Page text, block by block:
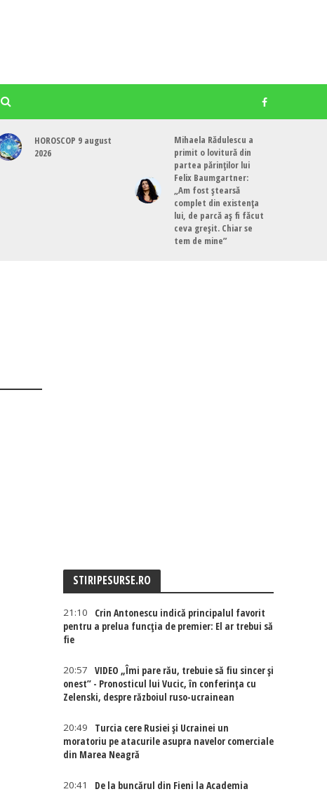
HOROSCOP 9 august
2026
Mihaela Rădulescu a
primit o lovitură din
partea părinților lui
Felix Baumgartner:
„Am fost ștearsă
complet din existența
lui, de parcă aș fi făcut
ceva greșit. Chiar se
tem de mine”
STIRIPESURSE.RO
21:10
Crin Antonescu indică principalul favorit
pentru a prelua funcția de premier: El ar trebui să
fie
20:57
VIDEO „Îmi pare rău, trebuie să fiu sincer și
onest” - Pronosticul lui Vucic, în conferința cu
Zelenski, despre războiul ruso-ucrainean
20:49
Turcia cere Rusiei și Ucrainei un
moratoriu pe atacurile asupra navelor comerciale
din Marea Neagră
20:41
De la buncărul din Fieni la Academia